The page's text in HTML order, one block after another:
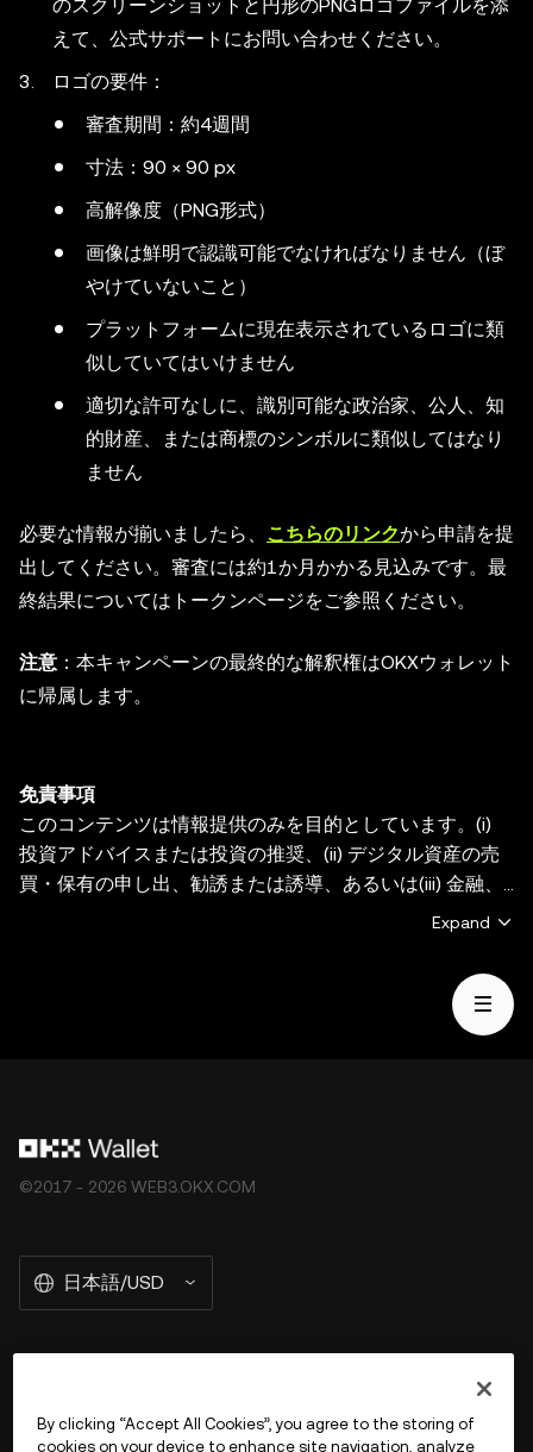
のスクリーンショットと円形のPNGロゴファイルを添
えて、公式サポートにお問い合わせください。
ロゴの要件：
審査期間：約4週間
寸法：90 × 90 px
高解像度（PNG形式）
画像は鮮明で認識可能でなければなりません（ぼ
やけていないこと）
プラットフォームに現在表示されているロゴに類
似していてはいけません
適切な許可なしに、識別可能な政治家、公人、知
的財産、または商標のシンボルに類似してはなり
ません
必要な情報が揃いましたら、 こちらのリンクから申請を提
出してください。審査には約1か月かかる見込みです。最
終結果についてはトークンページをご参照ください。
注意 ：本キャンペーンの最終的な解釈権はOKXウォレット
に帰属します。
免責事項
このコンテンツは情報提供のみを目的としています。(i)
投資アドバイスまたは投資の推奨、(ii) デジタル資産の売
買・保有の申し出、勧誘または誘導、あるいは(iii) 金融、
会計、法務、または税務のアドバイスを提供するものでは
む）は、市場変動の影響を受け、高いリスクが伴い、価値
が失われる恐れもあります。デジタル資産の取引や保有が
ご自身に適しているかどうかについてのご質問は、法務・
ソフトウェアサービスに過ぎず、そのようなサードパーテ
ィプラットフォームのサービスを管理することはなく、責
ォレットとそれに付随するサービスは OKX 取引所が提供
するものではなく、[OKX Web3 Ecosystem Terms of
ecosystem-terms-of-service"OKXWeb3 Ecosystem
Expand
©2017 - 2026 WEB3.OKX.COM
日本語/USD
By clicking “Accept All Cookies”, you agree to the storing of
cookies on your device to enhance site navigation, analyze